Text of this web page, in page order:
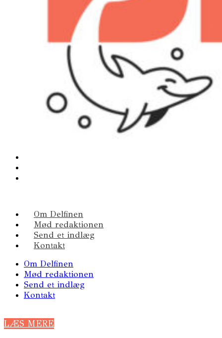
Om Delfinen
Mød redaktionen
Send et indlæg
Kontakt
Om Delfinen
Mød redaktionen
Send et indlæg
Kontakt
LÆS MERE